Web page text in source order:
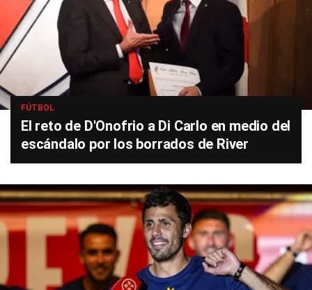
FÚTBOL
El reto de D'Onofrio a Di Carlo en medio del
escándalo por los borrados de River